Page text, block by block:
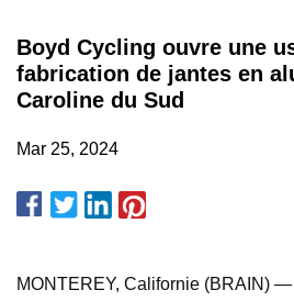
Boyd Cycling ouvre une
fabrication de jantes en
Caroline du Sud
Mar 25, 2024
MONTEREY, Californie (BRAIN)